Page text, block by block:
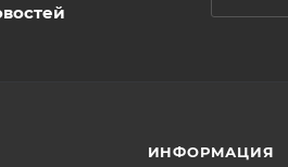
ИНФОРМАЦИЯ